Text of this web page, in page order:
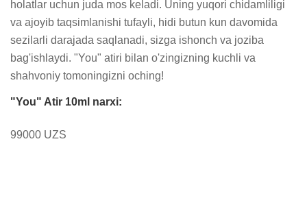
holatlar uchun juda mos keladi. Uning yuqori chidamliligi
va ajoyib taqsimlanishi tufayli, hidi butun kun davomida
sezilarli darajada saqlanadi, sizga ishonch va joziba
bag'ishlaydi. "You" atiri bilan o'zingizning kuchli va
shahvoniy tomoningizni oching!
"You" Atir 10ml narxi:
99000 UZS